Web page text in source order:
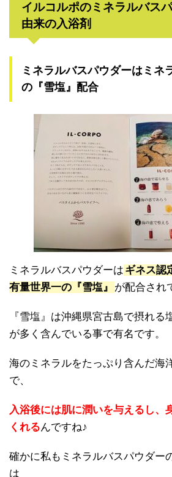
イルコルポのミネラルバス
由来の入浴剤
ミネラルバスパウダーはミネ
の『雪塩』配合
ミネラルバスパウダーは ギネス認
有量世界一の『雪塩』
が配合され
『雪塩』は沖縄県宮古島で摂れる
が多く含んでいる事で有名です。
海のミネラルをたっぷり含んだ海
で、
入浴後には肌に潤いを与えるし、
くれるんですね♪
確かに私もミネラルバスパウダー
は